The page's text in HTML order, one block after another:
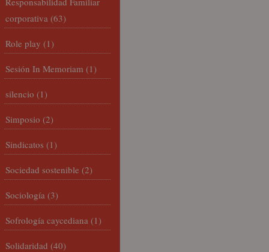
corporativa (63)
Role play (1)
Sesión In Memoriam (1)
silencio (1)
Simposio (2)
Sindicatos (1)
Sociedad sostenible (2)
Sociología (3)
Sofrología caycediana (1)
Solidaridad (40)